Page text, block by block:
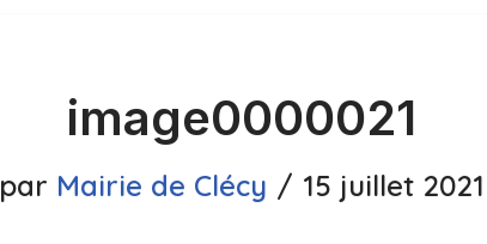
image0000021
par Mairie de Clécy 15 juillet 2021